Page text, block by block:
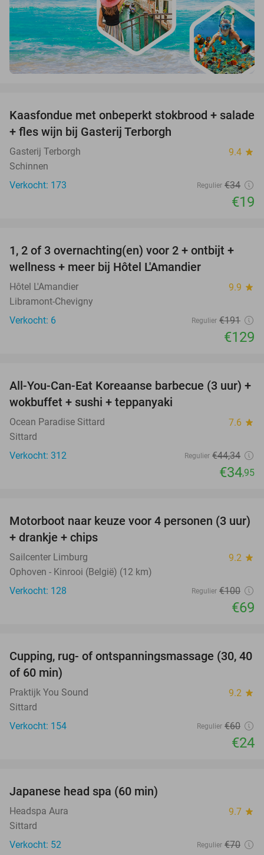
44%
Kaasfondue met onbeperkt stokbrood + salade
+ fles wijn bij Gasterij Terborgh
Gasterij Terborgh 9.4 star
Schinnen
Verkocht: 173
Regulier €34
€19
32%
TODAY
1, 2 of 3 overnachting(en) voor 2 + ontbijt +
wellness + meer bij Hôtel L'Amandier
Hôtel L'Amandier 9.9 star
Libramont-Chevigny
Verkocht: 6
Regulier €191
€129
21%
All-You-Can-Eat Koreaanse barbecue (3 uur) +
wokbuffet + sushi + teppanyaki
Ocean Paradise Sittard 7.6 star
Sittard
Verkocht: 312
Regulier €44,34
€34,95
31%
Motorboot naar keuze voor 4 personen (3 uur)
+ drankje + chips
Sailcenter Limburg 9.2 star
Ophoven - Kinrooi (België) (12 km)
Verkocht: 128
Regulier €100
€69
60%
Cupping, rug- of ontspanningsmassage (30, 40
of 60 min)
Praktijk You Sound 9.2 star
Sittard
Verkocht: 154
Regulier €60
€24
Japanese head spa (60 min)
Headspa Aura 9.7 star
Sittard
Verkocht: 52
Regulier €70